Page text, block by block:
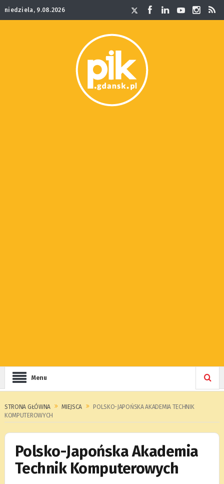
niedziela, 9.08.2026
Menu
STRONA GŁÓWNA MIEJSCA
POLSKO-JAPOŃSKA AKADEMIA TECHNIK
KOMPUTEROWYCH
Polsko-Japońska Akademia
Technik Komputerowych